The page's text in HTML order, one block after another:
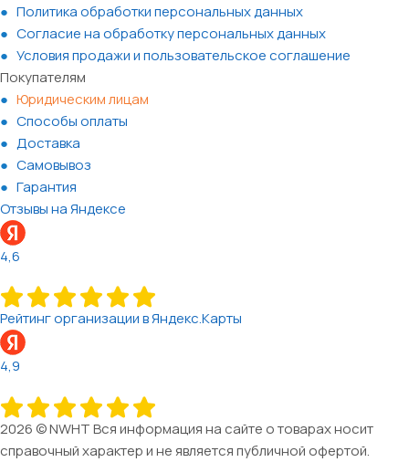
Политика обработки персональных данных
Согласие на обработку персональных данных
Условия продажи и пользовательское соглашение
Покупателям
Юридическим лицам
Способы оплаты
Доставка
Самовывоз
Гарантия
Отзывы на Яндексе
4,6
Рейтинг организации в Яндекс.Карты
4,9
2026 © NWHT Вся информация на сайте о товарах носит
справочный характер и не является публичной офертой.